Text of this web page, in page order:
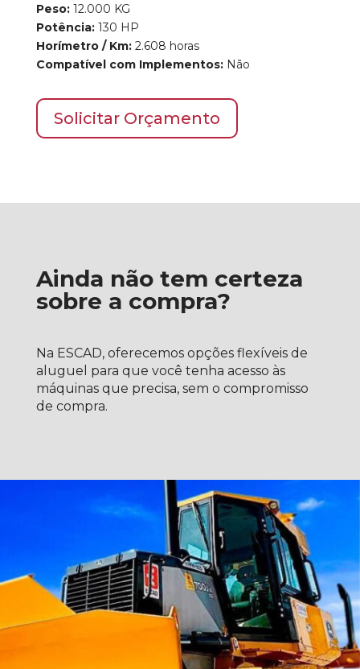
Peso: 12.000 KG
Potência: 130 HP
Horímetro / Km: 2.608 horas
Compatível com Implementos: Não
Solicitar Orçamento
Ainda não tem certeza
sobre a compra?
Na ESCAD, oferecemos opções flexíveis de
aluguel para que você tenha acesso às
máquinas que precisa, sem o compromisso
de compra.